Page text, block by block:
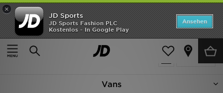
×
JD Sports
JD Sports Fashion PLC
Kostenlos - In Google Play
Ansehen
Startseite
Vans
verfeinern
74 Produkte
Vans
Startseite
ANGEBOTE